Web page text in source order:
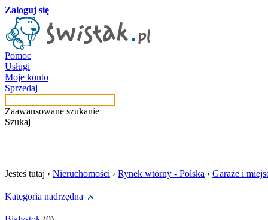
Zaloguj się
Pomoc
Usługi
Moje konto
Sprzedaj
Zaawansowane szukanie
Szukaj
Jesteś tutaj › Nieruchomości › Rynek wtórny - Polska › Garaże i
Kategoria nadrzędna